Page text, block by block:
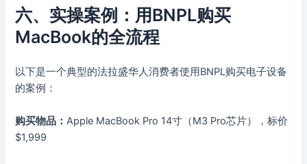
六、实操案例：用BNPL购买
MacBook的全流程
以下是一个典型的法拉盛华人消费者使用BNPL购买电子设备
的案例：
购买物品：Apple MacBook Pro 14寸（M3 Pro芯片），标价
$1,999